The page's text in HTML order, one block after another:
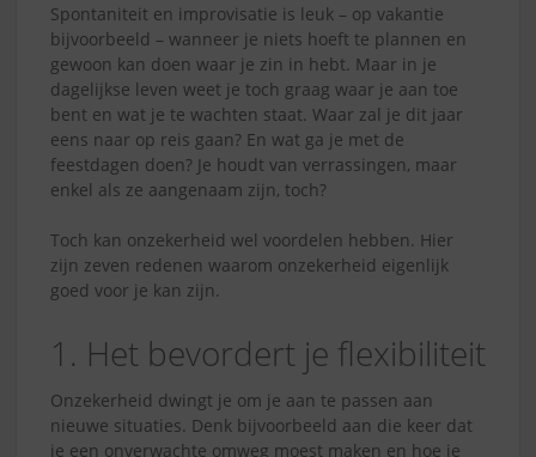
Spontaniteit en improvisatie is leuk – op vakantie
bijvoorbeeld – wanneer je niets hoeft te plannen en
gewoon kan doen waar je zin in hebt. Maar in je
dagelijkse leven weet je toch graag waar je aan toe
bent en wat je te wachten staat. Waar zal je dit jaar
eens naar op reis gaan? En wat ga je met de
feestdagen doen? Je houdt van verrassingen, maar
enkel als ze aangenaam zijn, toch?
Toch kan onzekerheid wel voordelen hebben. Hier
zijn zeven redenen waarom onzekerheid eigenlijk
goed voor je kan zijn.
1. Het bevordert je flexibiliteit
Onzekerheid dwingt je om je aan te passen aan
nieuwe situaties. Denk bijvoorbeeld aan die keer dat
je een onverwachte omweg moest maken en hoe je